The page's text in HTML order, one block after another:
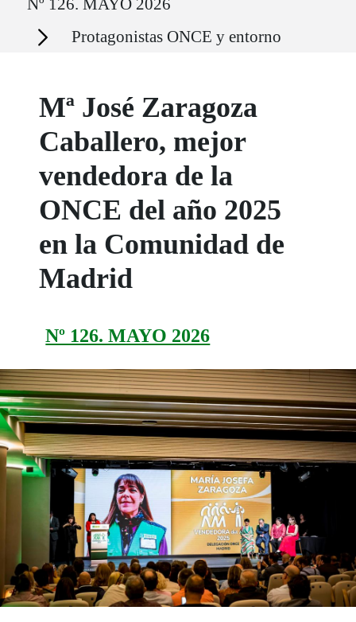
Nº 126. MAYO 2026
Secciones Protagonistas ONCE y entorno
Mª José Zaragoza
Caballero, mejor
vendedora de la
ONCE del año 2025
en la Comunidad de
Madrid
Nº 126. MAYO 2026